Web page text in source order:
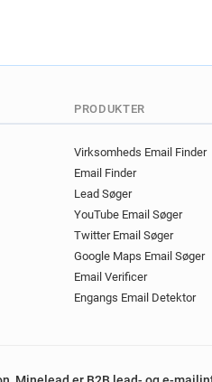
PRODUKTER
Virksomheds Email Finder
Email Finder
Lead Søger
YouTube Email Søger
Twitter Email Søger
Google Maps Email Søger
Email Verificer
Engangs Email Detektor